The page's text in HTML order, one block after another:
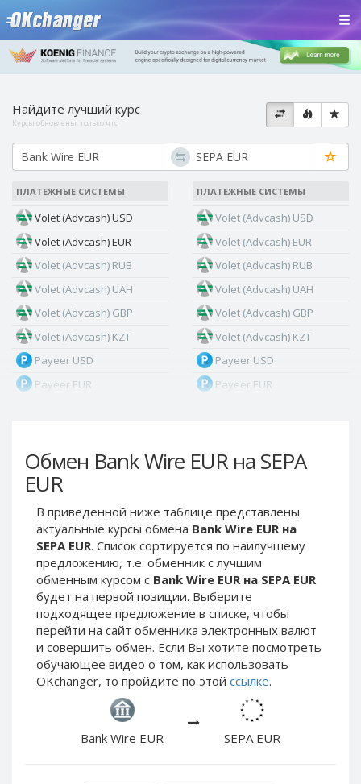
Обмен Bank Wire EUR на SEPA
EUR
В приведенной ниже таблице представлены
актуальные курсы обмена Bank Wire EUR на
SEPA EUR. Список сортируется по наилучшему
предложению, т.е. обменник с лучшим
обменным курсом с Bank Wire EUR на SEPA EUR
будет на первой позиции. Выберите
подходящее предложение в списке, чтобы
перейти на сайт обменника электронных валют
и совершить обмен. Если Вы хотите посмотреть
обучающее видео о том, как использовать
OKchanger, то пройдите по этой ссылке.
Bank Wire EUR SEPA EUR
Найдите лучший курс
Курсы обновлены: только что
ПЛАТЕЖНЫЕ СИСТЕМЫ
Volet (Advcash) USD
Volet (Advcash) EUR
Volet (Advcash) RUB
Volet (Advcash) UAH
Volet (Advcash) GBP
Volet (Advcash) KZT
Payeer USD
Payeer EUR
Payeer Tether ERC20
(USDT)
Payeer UAH
ЮMoney RUB
ЮMoney KZT
PayPal USD
PayPal EUR
PayPal GBP
PayPal CAD
PayPal AUD
PayPal RUB
ПЛАТЕЖНЫЕ СИСТЕМЫ
Volet (Advcash) USD
Volet (Advcash) EUR
Volet (Advcash) RUB
Volet (Advcash) UAH
Volet (Advcash) GBP
Volet (Advcash) KZT
Payeer USD
Payeer EUR
Payeer Tether ERC20
(USDT)
ЮMoney RUB
ЮMoney KZT
PayPal USD
PayPal EUR
PayPal GBP
PayPal CAD
PayPal AUD
PayPal RUB
PayPal CZK